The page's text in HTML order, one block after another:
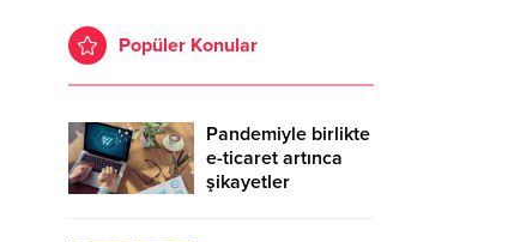
Popüler Konular
Pandemiyle birlikte
e-ticaret artınca
şikayetler